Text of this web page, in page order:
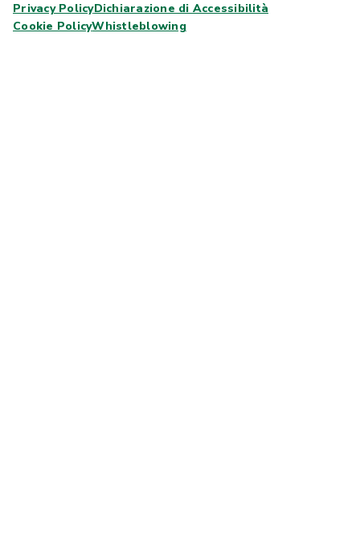
Privacy PolicyDichiarazione di Accessibilità
Cookie PolicyWhistleblowing